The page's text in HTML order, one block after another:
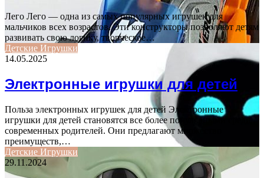
Лего Лего — одна из самых популярных игрушек для
мальчиков всех возрастов. Эти конструкторы позволяют детям
развивать свою логику, творческое…
Детские Игрушки
14.05.2025
Электронные игрушки для детей
Польза электронных игрушек для детей Электронные
игрушки для детей становятся все более популярными среди
современных родителей. Они предлагают множество
преимуществ,…
Детские Игрушки
29.11.2024